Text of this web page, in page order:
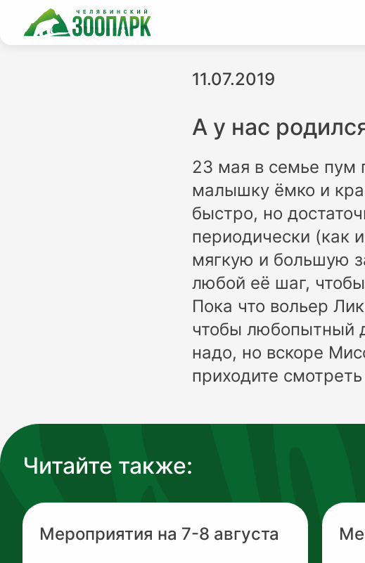
11.07.2019
А у нас
23 мая в семье пум
малышку ёмко и
быстро, но
периодически (как
мягкую и большую
любой её шаг,
Пока что вольер
чтобы любопытный
надо, но вскоре
приходите
Читайте также:
Мероприятия на 7-8 августа